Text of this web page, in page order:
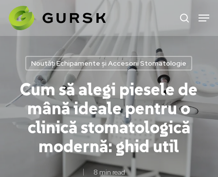
Noutăți Echipamente și Accesorii Stomatologie
Cum să alegi piesele de
mână ideale pentru o
clinică stomatologică
modernă: ghid util
8 min read